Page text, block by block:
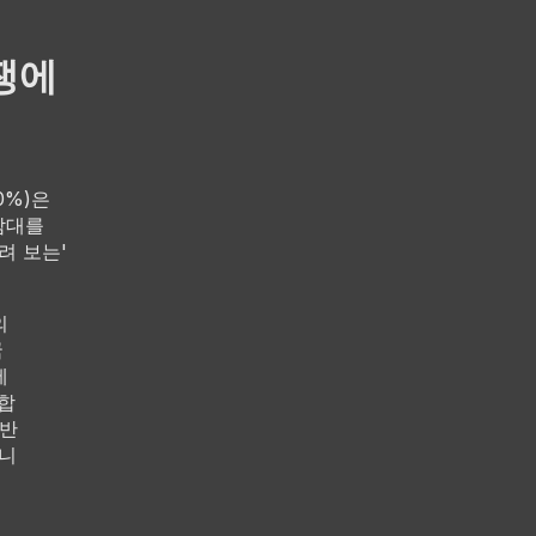
에
은
대를
보는'